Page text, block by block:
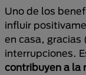
Uno de los
influir
en casa, gracias
interrupciones.
contribuyen a la